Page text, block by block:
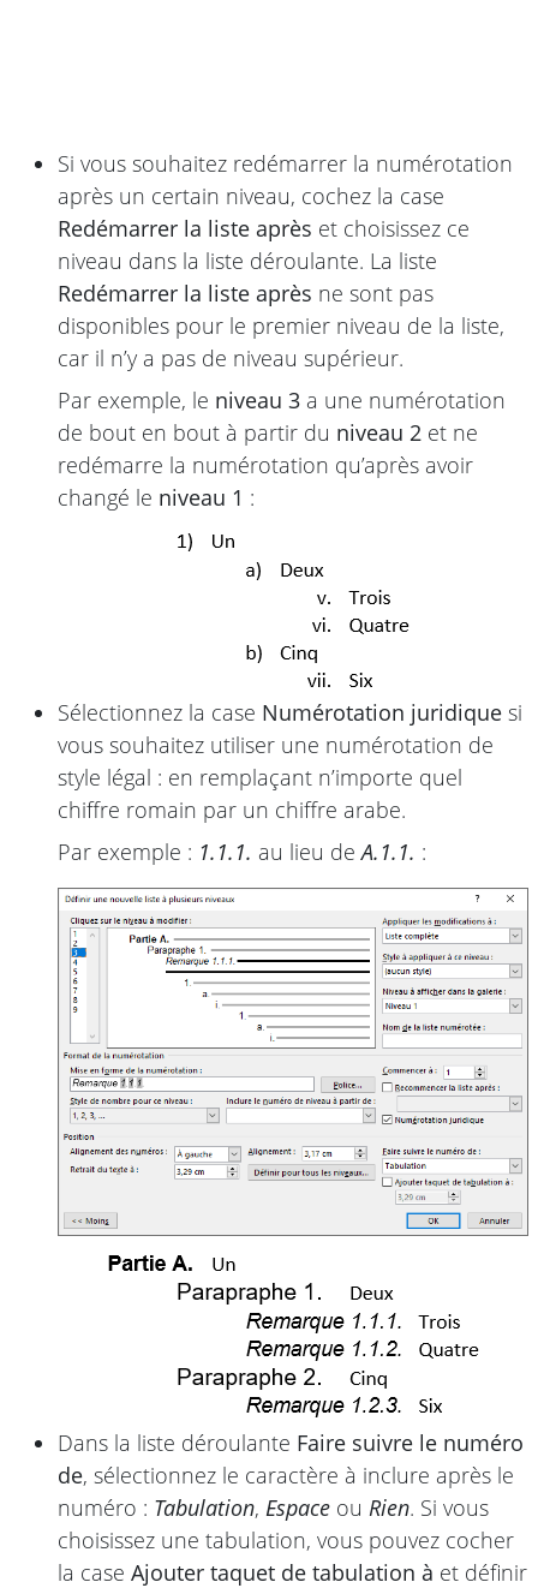
Si vous souhaitez redémarrer la numérotation
après un certain niveau, cochez la case
Redémarrer la liste après et choisissez ce
niveau dans la liste déroulante. La liste
Redémarrer la liste après ne sont pas
disponibles pour le premier niveau de la liste,
car il n’y a pas de niveau supérieur.
Par exemple, le niveau 3 a une numérotation
de bout en bout à partir du niveau 2 et ne
redémarre la numérotation qu’après avoir
changé le niveau 1 :
Sélectionnez la case Numérotation juridique si
vous souhaitez utiliser une numérotation de
style légal : en remplaçant n’importe quel
chiffre romain par un chiffre arabe.
Par exemple : 1.1.1. au lieu deA.1.1. :
Dans la liste déroulante Faire suivre le numéro
de, sélectionnez le caractère à inclure après le
numéro : Tabulation, Espace ou Rien. Si vous
choisissez une tabulation, vous pouvez cocher
la case Ajouter taquet de tabulation à et définir